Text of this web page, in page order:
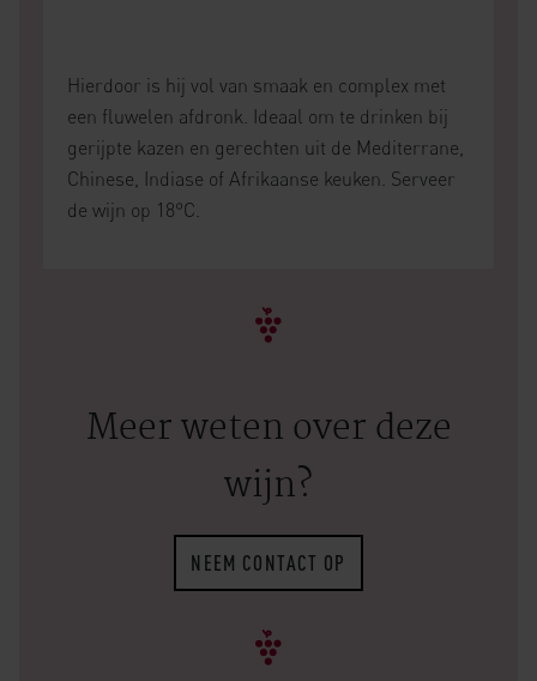
Hierdoor is hij vol van smaak en complex met
een fluwelen afdronk. Ideaal om te drinken bij
gerijpte kazen en gerechten uit de Mediterrane,
Chinese, Indiase of Afrikaanse keuken. Serveer
de wijn op 18°C.
Meer weten over deze
wijn?
NEEM CONTACT OP